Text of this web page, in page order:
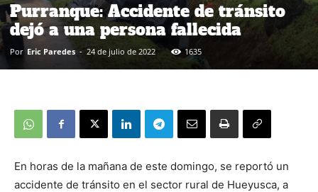
Purranque: Accidente de tránsito
dejó a una persona fallecida
Por Eric Paredes - 24 de julio de 2022 1635
En horas de la mañana de este domingo, se reportó un
accidente de tránsito en el sector rural de Hueyusca, a